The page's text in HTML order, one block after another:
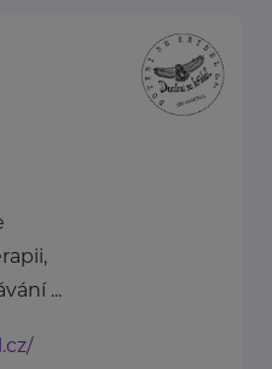
...